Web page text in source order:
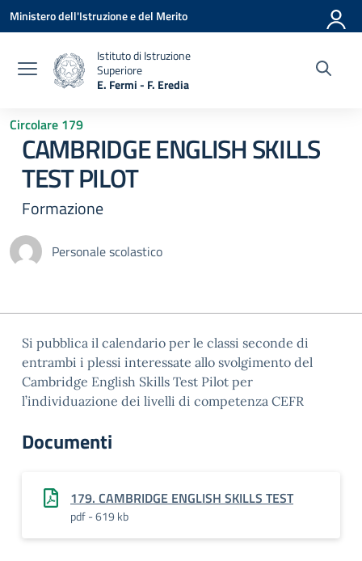
Vai ai contenuti
Vai al menu di navigazione
Vai al footer
Ministero dell'Istruzione e del Merito
Istituto di Istruzione
Superiore
E. Fermi - F. Eredia
Circolare 179
CAMBRIDGE ENGLISH SKILLS
TEST PILOT
Formazione
Personale scolastico
Si pubblica il calendario per le classi seconde di
entrambi i plessi interessate allo svolgimento del
Cambridge English Skills Test Pilot per
l’individuazione dei livelli di competenza CEFR
Documenti
179. CAMBRIDGE ENGLISH SKILLS TEST
pdf - 619 kb